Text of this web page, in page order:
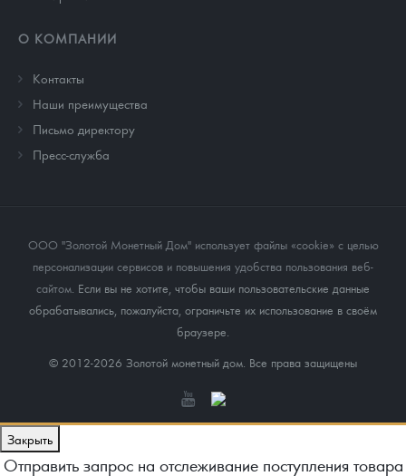
О КОМПАНИИ
Контакты
Наши преимущества
Письмо директору
Пресс-служба
ООО "Золотой Монетный Дом" использует файлы «cookie» с целью
персонализации сервисов и повышения удобства пользования веб-
сайтом . Если вы не хотите, чтобы ваши пользовательские данные
обрабатывались, пожалуйста, ограничьте их использование в своём
браузере.
© 2012-2026 Золотой монетный дом. Все права защищены
Закрыть
Отправить запрос на отслеживание поступления товара